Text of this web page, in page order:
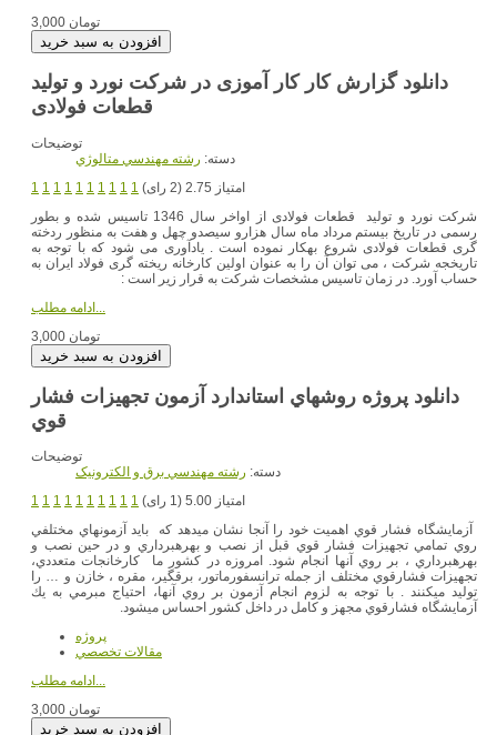
3,000 تومان
دانلود گزارش کار کار آموزی در شرکت نورد و تولید
توضیحات
دسته: رشته مهندسي متالوژي
1 1 1 1 1 1 1 1 1 1
امتیاز 2.75 (2 رای)
شرکت نورد و تولید قطعات فولادی از اواخر سال 1346 تاسیس شده و بطور
رسمی در تاریخ بیستم مرداد ماه سال هزارو سیصدو چهل و هفت به منظور ردخته
گری قطعات فولادی شروع بهکار نموده است . یادآوری می شود که با توجه به
تاریخجه شرکت ، می توان آن را به عنوان اولین کارخانه ریخته گری فولاد ایران به
حساب آورد. در زمان تاسیس مشخصات شرکت به قرار زیر است :
3,000 تومان
دانلود پروژه روشهاي استاندارد آزمون تجهيزات فشار
قوي
توضیحات
دسته: رشته مهندسي برق و الکترونيک
1 1 1 1 1 1 1 1 1 1
امتیاز 5.00 (1 رای)
آزمايشگاه فشار قوي اهميت خود را آنجا نشان مي‎دهد كه بايد آزمونهاي مختلفي
روي تمامي تجهيزات فشار قوي قبل از نصب و بهره‎برداري و در حين نصب و
بهره‎برداري ، بر روي آنها انجام شود. امروزه در كشور ما كارخانجات متعددي،
تجهيزات فشارقوي مختلف از جمله ترانسفورماتور، برقگير، مقره ، خازن و … را
توليد مي‎كنند . با توجه به لزوم انجام آزمون بر روي آنها، احتياج مبرمي به يك
آزمايشگاه فشارقوي مجهز و كامل در داخل كشور احساس مي‎شود.
پروژه
مقالات تخصصي
ادامه مطلب...
3,000 تومان